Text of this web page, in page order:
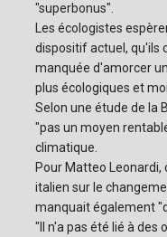
"superbonus".
Les écologistes
dispositif actuel, qu'ils
manquée d'amorcer
plus écologiques et
Selon une étude de la
"pas un moyen
climatique.
Pour Matteo
italien sur le
manquait également
"Il n'a pas été lié à des